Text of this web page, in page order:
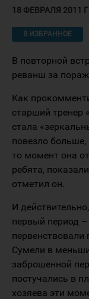
18 ФЕВРАЛЯ 2011
В ИЗБРАННОЕ
В повторной
реванш за
Как
старший тренер
стала
повезло
то момент она
ребята,
отметил он.
И
первый период
Сумели в
заброшенной
постучались в
хозяева эти